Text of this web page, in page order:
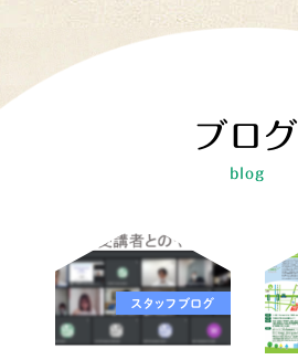
ブログ
blog
スタッフブログ